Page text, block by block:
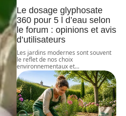
Le dosage glyphosate
360 pour 5 l d’eau selon
le forum : opinions et avis
d’utilisateurs
Les jardins modernes sont souvent
le reflet de nos choix
environnementaux et…